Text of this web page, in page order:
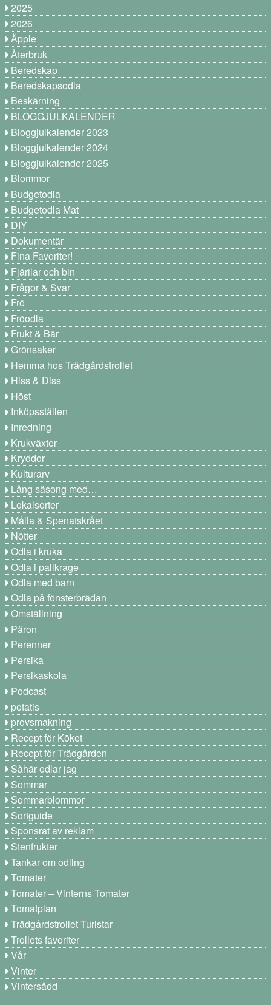
2025
2026
Äpple
Återbruk
Beredskap
Beredskapsodla
Beskärning
BLOGGJULKALENDER
Bloggjulkalender 2023
Bloggjulkalender 2024
Bloggjulkalender 2025
Blommor
Budgetodla
Budgetodla Mat
DIY
Dokumentär
Fina Favoriter!
Fjärilar och bin
Frågor & Svar
Frö
Fröodla
Frukt & Bär
Grönsaker
Hemma hos Trädgårdstrollet
Hiss & Diss
Höst
Inköpsställen
Inredning
Krukväxter
Kryddor
Kulturarv
Lång säsong med…
Lokalsorter
Målla & Spenatskrået
Nötter
Odla i kruka
Odla i pallkrage
Odla med barn
Odla på fönsterbrädan
Omställning
Päron
Perenner
Persika
Persikaskola
Podcast
potatis
provsmakning
Recept för Köket
Recept för Trädgården
Såhär odlar jag
Sommar
Sommarblommor
Sortguide
Sponsrat av reklam
Stenfrukter
Tankar om odling
Tomater
Tomater – Vinterns Tomater
Tomatplan
Trädgårdstrollet Turistar
Trollets favoriter
Vår
Vinter
Vintersådd